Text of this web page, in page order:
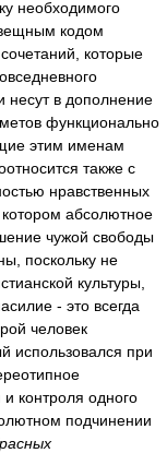
необходимого
кодом
которые
несут в дополнение
функционально
этим именам
также с
нравственных
котором абсолютное
чужой свободы
поскольку не
культуры,
- это всегда
человек
использовался при
контроля одного
подчинении